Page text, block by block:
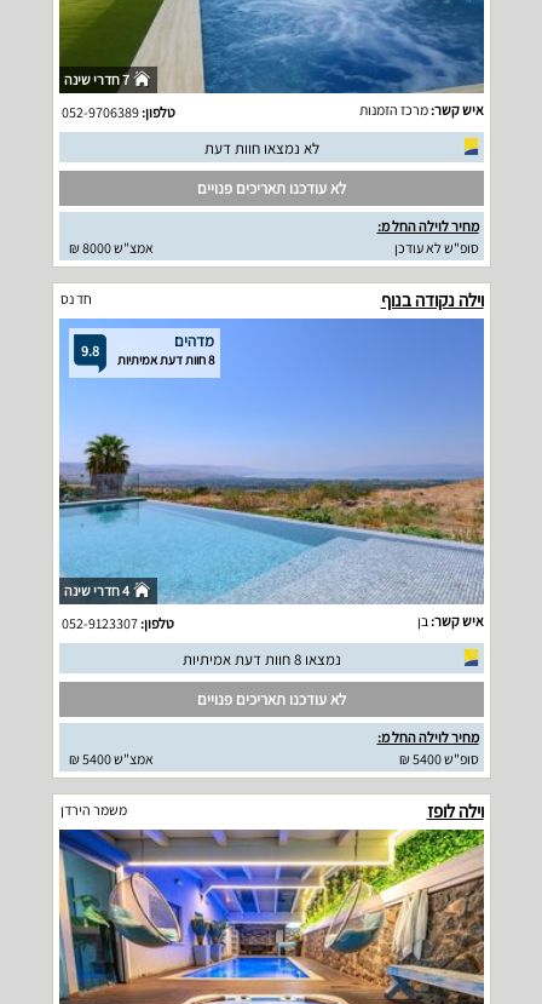
7 חדרי שינה
איש קשר:מרכז הזמנות טלפון:052-9706389
לא נמצאו חוות דעת
לא עודכנו תאריכים פנויים
מחיר לוילה החל מ:
סופ"ש לא עודכן
אמצ"ש 8000 ₪
וילה נקודה בנוף חד נס
9.8 מדהים
8 חוות דעת אמיתיות
4 חדרי שינה
איש קשר: בן טלפון:052-9123307
נמצאו 8 חוות דעת אמיתיות
לא עודכנו תאריכים פנויים
מחיר לוילה החל מ:
סופ"ש 5400 ₪
אמצ"ש 5400 ₪
וילה לופז משמר הירדן